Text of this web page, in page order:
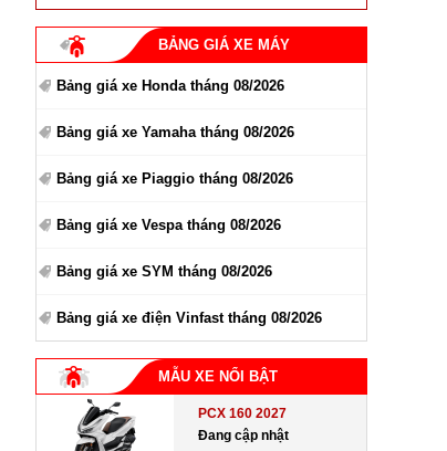
BẢNG GIÁ XE MÁY
Bảng giá xe Honda tháng 08/2026
Bảng giá xe Yamaha tháng 08/2026
Bảng giá xe Piaggio tháng 08/2026
Bảng giá xe Vespa tháng 08/2026
Bảng giá xe SYM tháng 08/2026
Bảng giá xe điện Vinfast tháng 08/2026
MẪU XE NỔI BẬT
PCX 160 2027
Đang cập nhật